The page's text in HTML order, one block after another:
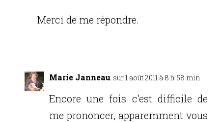
Merci de me répondre.
Marie Janneau sur 1 août 2011 à 8 h 58 min
Encore une fois c’est difficile de
me prononcer, apparemment vous